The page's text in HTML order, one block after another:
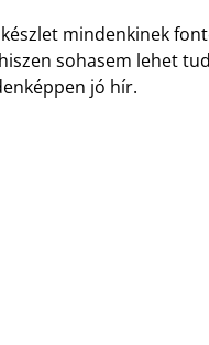
mindenkinek
sohasem lehet
jó hír.